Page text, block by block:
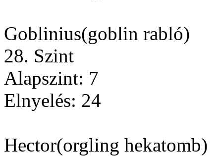
Goblinius(goblin rabló)
28. Szint
Alapszint: 7
Elnyelés: 24
Hector(orgling hekatomb)